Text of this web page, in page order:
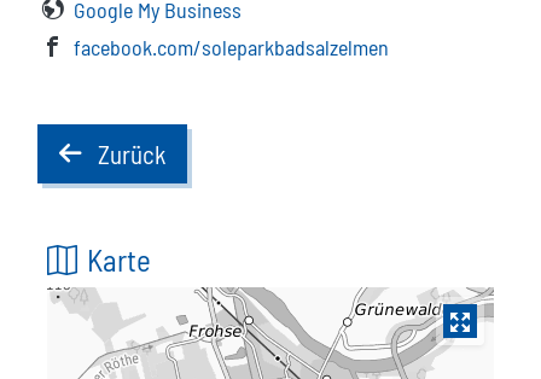
Google My Business
facebook.com/soleparkbadsalzelmen
backZurück
Karte